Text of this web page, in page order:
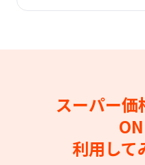
スーパー価
利用して